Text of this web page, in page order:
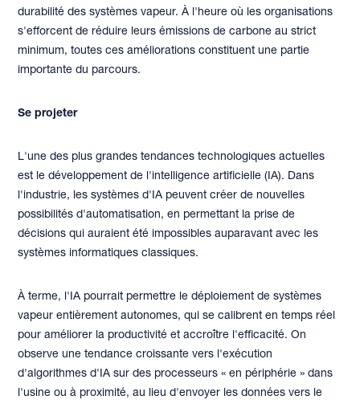
durabilité des systèmes vapeur. À l'heure où les organisations
s'efforcent de réduire leurs émissions de carbone au strict
minimum, toutes ces améliorations constituent une partie
importante du parcours.
Se projeter
L'une des plus grandes tendances technologiques actuelles
est le développement de l'intelligence artificielle (IA). Dans
l'industrie, les systèmes d'IA peuvent créer de nouvelles
possibilités d'automatisation, en permettant la prise de
décisions qui auraient été impossibles auparavant avec les
systèmes informatiques classiques.
À terme, l'IA pourrait permettre le déploiement de systèmes
vapeur entièrement autonomes, qui se calibrent en temps réel
pour améliorer la productivité et accroître l'efficacité. On
observe une tendance croissante vers l'exécution
d'algorithmes d'IA sur des processeurs « en périphérie » dans
l'usine ou à proximité, au lieu d'envoyer les données vers le